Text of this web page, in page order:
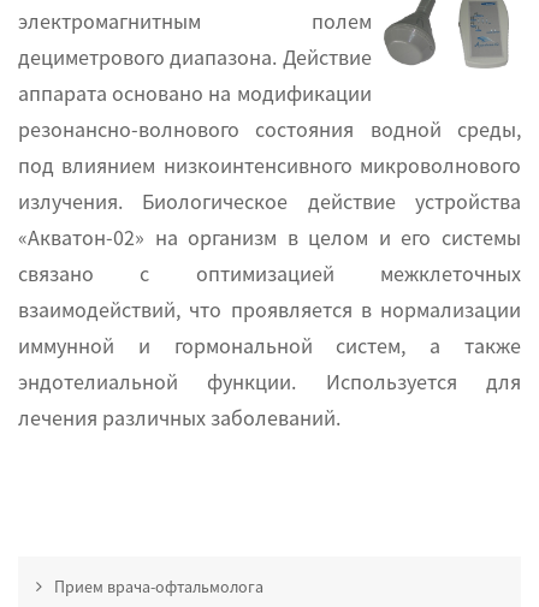
электромагнитным полем
дециметрового диапазона. Действие
аппарата основано на модификации
резонансно-волнового состояния водной среды,
под влиянием низкоинтенсивного микроволнового
излучения. Биологическое действие устройства
«Акватон-02» на организм в целом и его системы
связано с оптимизацией межклеточных
взаимодействий, что проявляется в нормализации
иммунной и гормональной систем, а также
эндотелиальной функции. Используется для
лечения различных заболеваний.
Прием врача-офтальмолога